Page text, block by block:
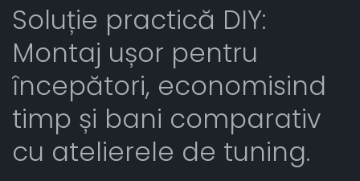
Soluție practică DIY:
Montaj ușor pentru
începători, economisind
timp și bani comparativ
cu atelierele de tuning.